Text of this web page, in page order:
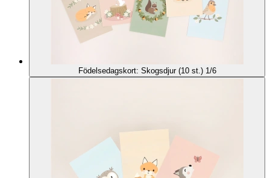
Födelsedagskort: Skogsdjur (10 st.) 1/6